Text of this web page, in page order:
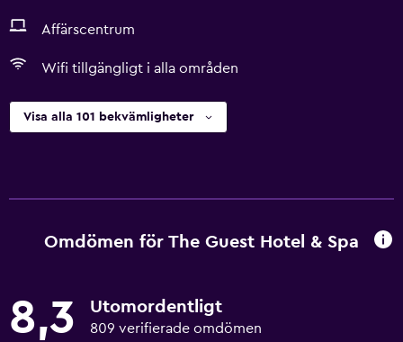
Affärscentrum
Wifi tillgängligt i alla områden
Visa alla 101 bekvämligheter
Omdömen för The Guest Hotel & Spa
8,3 Utomordentligt
809 verifierade omdömen